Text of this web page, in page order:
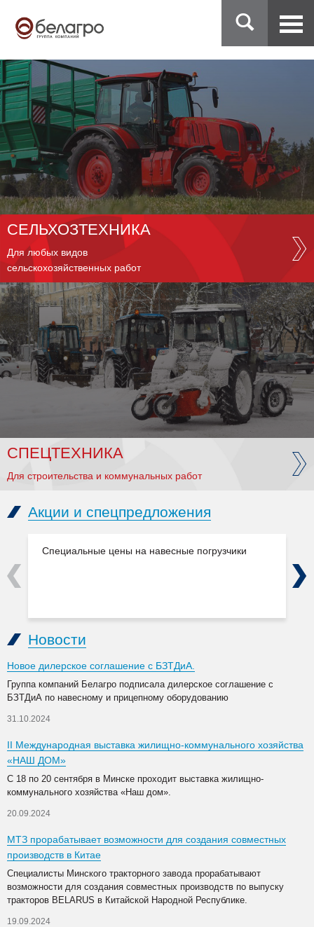
СЕЛЬХОЗТЕХНИКА
Для любых видов
сельскохозяйственных работ
СПЕЦТЕХНИКА
Для строительства и коммунальных работ
Акции и спецпредложения
Специальные цены на навесные погрузчики
Previous Next
Новости
Новое дилерское соглашение с БЗТДиА.
Группа компаний Белагро подписала дилерское соглашение с
БЗТДиА по навесному и прицепному оборудованию
31.10.2024
II Международная выставка жилищно-коммунального хозяйства
«НАШ ДОМ»
С 18 по 20 сентября в Минске проходит выставка жилищно-
коммунального хозяйства «Наш дом».
20.09.2024
МТЗ прорабатывает возможности для создания совместных
производств в Китае
Специалисты Минского тракторного завода прорабатывают
возможности для создания совместных производств по выпуску
тракторов BELARUS в Китайской Народной Республике.
19.09.2024